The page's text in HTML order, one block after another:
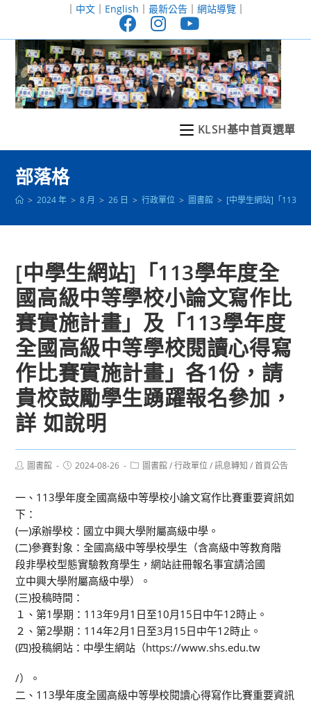
至
｜ 中文｜ English ｜ 最新公告｜ 網站導覽｜
KLSH基中首頁選單
部落格
> 2024 年 > 8 月 > 26 日 > 行政單位 > 圖書館 > [中學生網站]「113學
[中學生網站]「113學年度全
國高級中等學校小論文寫作比
賽實施計畫」及「113學年度
全國高級中等學校閱讀心得寫
作比賽實施計畫」各1份，請
貴校鼓勵學生踴躍報名參加，
詳 如說明
Post圖書館
Post2024-08-26
Post圖書館 / 行政單位 / 訊息轉知 / 首頁公告
一、113學年度全國高級中等學校小論文寫作比賽重要資訊如
下：
(一)承辦學校：國立中興大學附屬高級中學。
(二)參賽對象：全國高級中等學校學生（含高級中等教育階
段非學校型態實驗教育學生，網站註冊報名事宜請洽國
立中興大學附屬高級中學）。
(三)投稿時間：
１、第1學期：113年9月1日至10月15日中午12時止。
２、第2學期：114年2月1日至3月15日中午12時止。
(四)投稿網站：中學生網站（https://www.shs.edu.tw
/）。
二、113學年度全國高級中等學校閱讀心得寫作比賽重要資訊